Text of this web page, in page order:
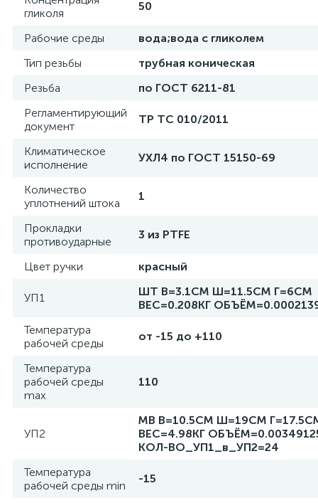
гликоля
50
Рабочие среды
вода;вода с гликолем
Тип резьбы
трубная коническая
Резьба
по ГОСТ 6211-81
Регламентирующий
документ
ТР ТС 010/2011
Климатическое
исполнение
УХЛ4 по ГОСТ 15150-69
Количество
уплотнений штока
1
Прокладки
противоударные
3 из PTFE
Цвет ручки красный
УП1
ШТ В=3.1СМ Ш=11.5СМ Г=6СМ
ВЕС=0.208КГ
Температура
рабочей среды
от -15 до +110
Температура
рабочей среды
max
110
УП2
MB В=10.5СМ Ш=19СМ
ВЕС=4.98КГ
КОЛ-ВО_УП1_в_УП2=24
Температура
рабочей среды min
-15